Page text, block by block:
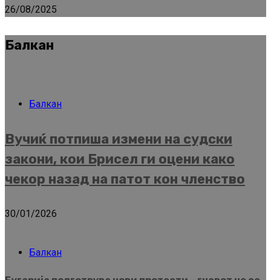
26/08/2025
Балкан
Балкан
Вучиќ потпиша измени на судски
закони, кои Брисел ги оцени како
чекор назад на патот кон членство
30/01/2026
Балкан